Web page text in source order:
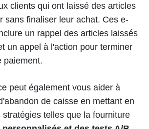
clients qui ont laissé des articles
sans finaliser leur achat. Ces e-
un rappel des articles laissés
un appel à l'action pour terminer
paiement.
peut également vous aider à
de caisse en mettant en
telles que la fourniture